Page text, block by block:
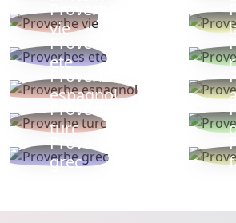
Proverbe
vie
Proverbes
ete
Proverbe
espagnol
Proverbe
turc
Proverbe
grec